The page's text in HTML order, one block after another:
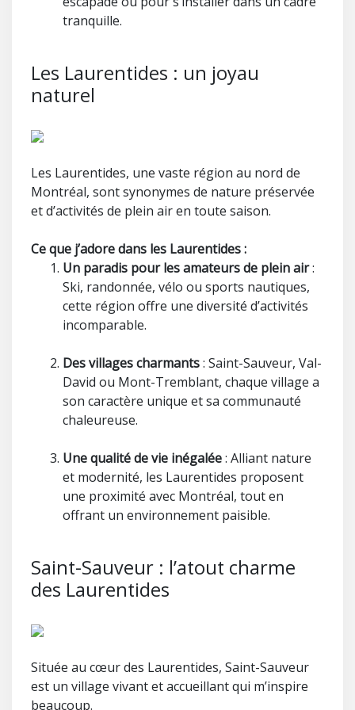
tranquille.
Les Laurentides : un joyau
naturel
Les Laurentides, une vaste région au nord de
Montréal, sont synonymes de nature préservée
et d’activités de plein air en toute saison.
Ce que j’adore dans les Laurentides :
Un paradis pour les amateurs de plein air:
Ski, randonnée, vélo ou sports nautiques,
cette région offre une diversité d’activités
incomparable.
Des villages charmants: Saint-Sauveur, Val-
David ou Mont-Tremblant, chaque village a
son caractère unique et sa communauté
chaleureuse.
Une qualité de vie inégalée: Alliant nature
et modernité, les Laurentides proposent
une proximité avec Montréal, tout en
offrant un environnement paisible.
Saint-Sauveur : l’atout charme
des Laurentides
Située au cœur des Laurentides, Saint-Sauveur
est un village vivant et accueillant qui m’inspire
beaucoup.